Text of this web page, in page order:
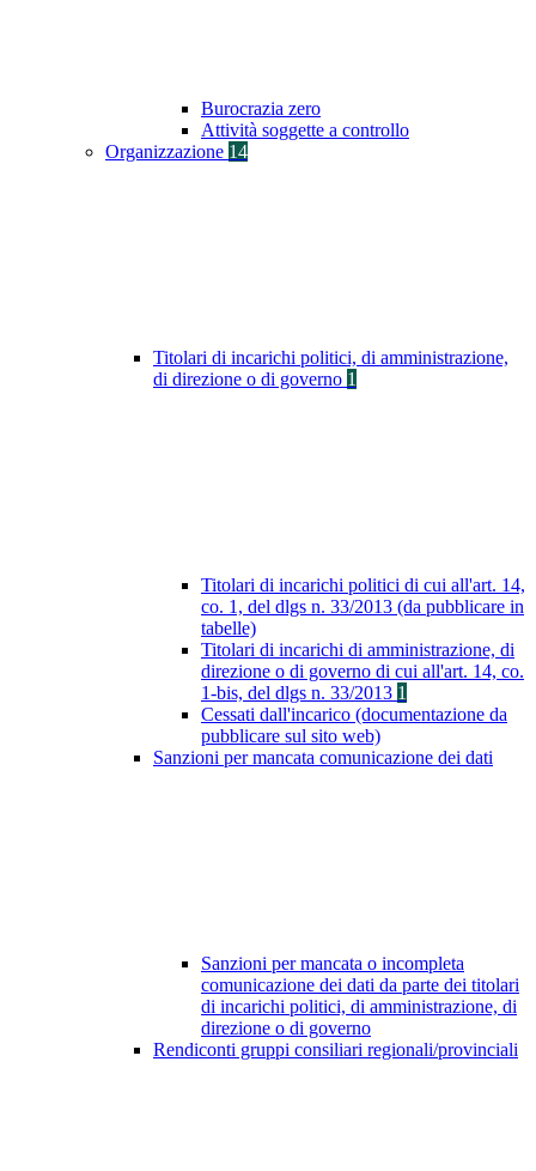
Burocrazia zero
Attività soggette a controllo
Organizzazione 14
Titolari di incarichi politici, di amministrazione,
di direzione o di governo 1
Titolari di incarichi politici di cui all'art. 14,
co. 1, del dlgs n. 33/2013 (da pubblicare in
tabelle)
Titolari di incarichi di amministrazione, di
direzione o di governo di cui all'art. 14, co.
1-bis, del dlgs n. 33/2013 1
Cessati dall'incarico (documentazione da
pubblicare sul sito web)
Sanzioni per mancata comunicazione dei dati
Sanzioni per mancata o incompleta
comunicazione dei dati da parte dei titolari
di incarichi politici, di amministrazione, di
direzione o di governo
Rendiconti gruppi consiliari regionali/provinciali